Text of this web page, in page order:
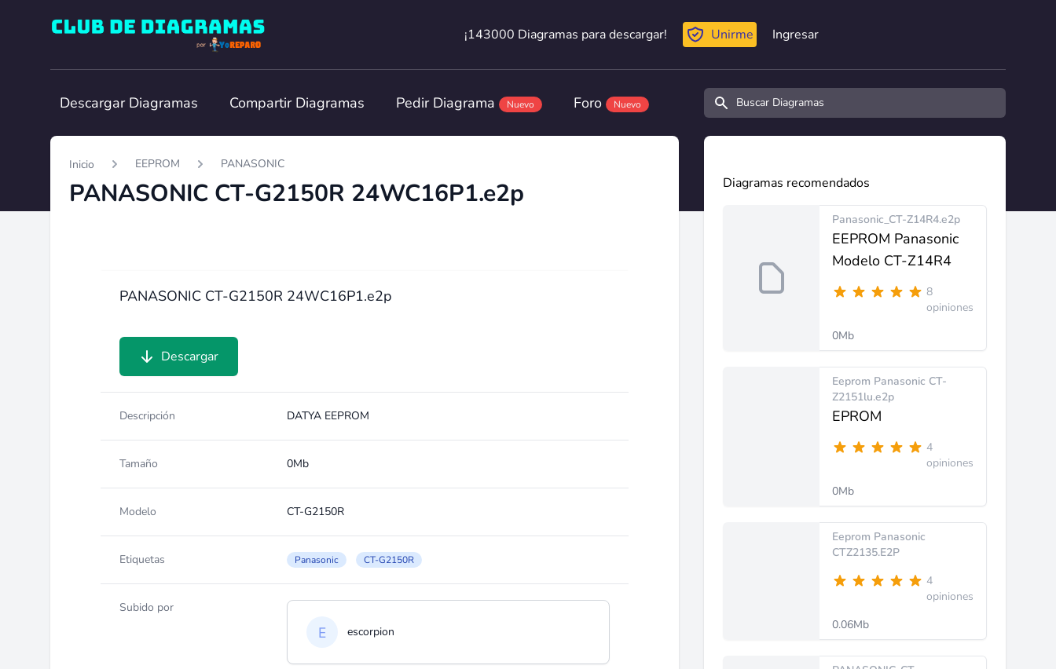
Club de Diagramas
¡143000 Diagramas para descargar!
¡143000 Diagramas para descargar! Unirme Ingresar
Descargar Diagramas Compartir Diagramas Pedir Diagrama Nuevo Foro Nuevo Buscar diagramas y manuales
Inicio EEPROM PANASONIC
PANASONIC CT-G2150R 24WC16P1.e2p
PANASONIC CT-G2150R 24WC16P1.e2p
Descargar
Descripción DATYA EEPROM
Tamaño 0Mb
Modelo CT-G2150R
Etiquetas Panasonic CT-G2150R
Subido por
escorpion
Diagramas recomendados
Panasonic_CT-Z14R4.e2p
EEPROM Panasonic
Modelo CT-Z14R4
8
opiniones
0Mb
Eeprom Panasonic CT-
Z2151lu.e2p
EPROM
4
opiniones
0Mb
Eeprom Panasonic
CTZ2135.E2P
4
opiniones
0.06Mb